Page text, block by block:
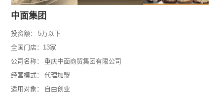
中面集团
投资额：
5万以下
全国门店：13家
公司名称：
重庆中面商贸集团有限公司
经营模式：
代理加盟
适用对象：
自由创业